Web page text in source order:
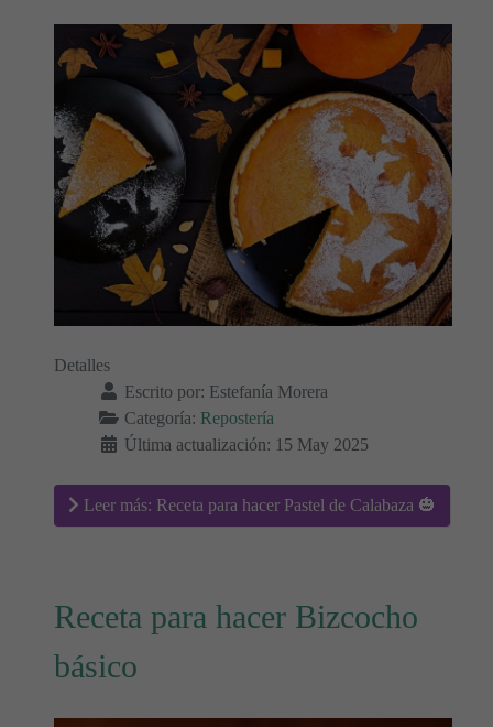
Detalles
Escrito por: Estefanía Morera
Categoría: Repostería
Última actualización: 15 May 2025
Leer más: Receta para hacer Pastel de Calabaza 🎃
Receta para hacer Bizcocho
básico